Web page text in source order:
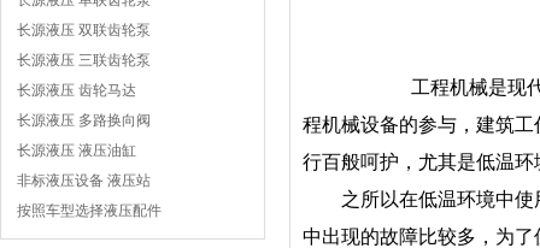
长源液压 双联齿轮泵
长源液压 三联齿轮泵
长源液压 齿轮马达
长源液压 多路换向阀
长源液压 液压油缸
非标液压设备 液压站
按照车型选择液压配件
工程机械是现
程机械设备的参与，建筑
行百般呵护，尤其是低温
之所以在低温环境中使
中出现的故障比较多，为